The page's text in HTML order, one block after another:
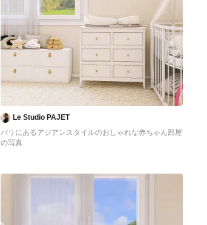
Le Studio PAJET
パリにあるアジアンスタイルのおしゃれな赤ちゃん部屋
の写真